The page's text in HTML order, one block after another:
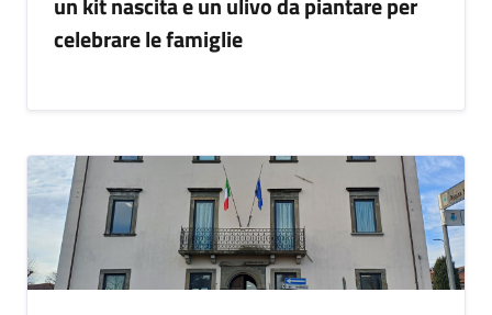
celebrare le famiglie